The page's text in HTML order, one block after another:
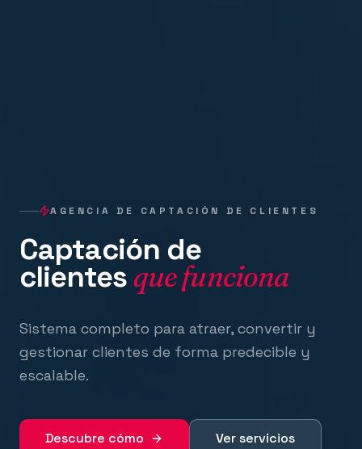
AGENCIA DE CAPTACIÓN DE CLIENTES
Captación de
clientesque funciona
Sistema completo para atraer, convertir y
gestionar clientes de forma predecible y
escalable.
Descubre cómo Ver servicios